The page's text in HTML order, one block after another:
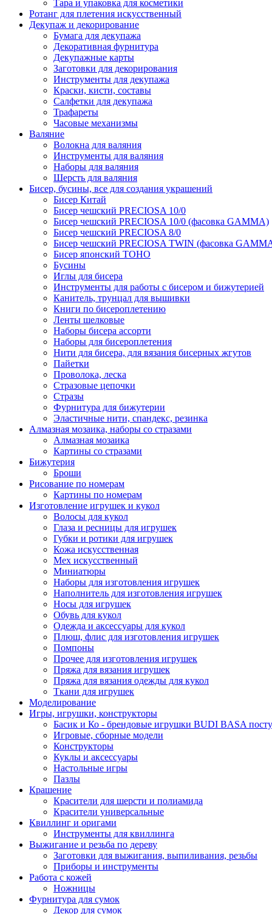
Тара и упаковка для косметики
Ротанг для плетения искусственный
Декупаж и декорирование
Бумага для декупажа
Декоративная фурнитура
Декупажные карты
Заготовки для декорирования
Инструменты для декупажа
Краски, кисти, составы
Салфетки для декупажа
Трафареты
Часовые механизмы
Валяние
Волокна для валяния
Инструменты для валяния
Наборы для валяния
Шерсть для валяния
Бисер, бусины, все для создания украшений
Бисер Китай
Бисер чешский PRECIOSA 10/0
Бисер чешский PRECIOSA 10/0 (фасовка GAMMA)
Бисер чешский PRECIOSA 8/0
Бисер чешский PRECIOSA TWIN (фасовка
Бисер японский TOHO
Бусины
Иглы для бисера
Инструменты для работы с бисером и бижутерией
Канитель, трунцал для вышивки
Книги по бисероплетению
Ленты шелковые
Наборы бисера ассорти
Наборы для бисероплетения
Нити для бисера, для вязания бисерных жгутов
Пайетки
Проволока, леска
Стразовые цепочки
Стразы
Фурнитура для бижутерии
Эластичные нити, спандекс, резинка
Алмазная мозаика, наборы со стразами
Алмазная мозаика
Картины co стразами
Бижутерия
Броши
Рисование по номерам
Картины по номерам
Изготовление игрушек и кукол
Волосы для кукол
Глаза и ресницы для игрушек
Губки и ротики для игрушек
Кожа искусственная
Мех искусственный
Миниатюры
Наборы для изготовления игрушек
Наполнитель для изготовления игрушек
Носы для игрушек
Обувь для кукол
Одежда и аксессуары для кукол
Плюш, флис для изготовления игрушек
Помпоны
Прочее для изготовления игрушек
Пряжа для вязания игрушек
Пряжа для вязания одежды для кукол
Ткани для игрушек
Моделирование
Игры, игрушки, конструкторы
Басик и Ко - брендовые игрушки BUDI BASA
Игровые, сборные модели
Конструкторы
Куклы и аксессуары
Настольные игры
Пазлы
Крашение
Красители для шерсти и полиамида
Красители универсальные
Квиллинг и оригами
Инструменты для квиллинга
Выжигание и резьба по дереву
Заготовки для выжигания, выпиливания, резьбы
Приборы и инструменты
Работа с кожей
Ножницы
Фурнитура для сумок
Декор для сумок